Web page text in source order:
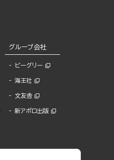
グループ会社
ビーグリー
海王社
文友舎
新アポロ出版